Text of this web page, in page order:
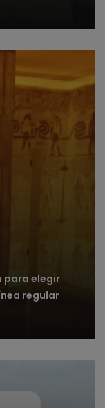
para elegir
regular